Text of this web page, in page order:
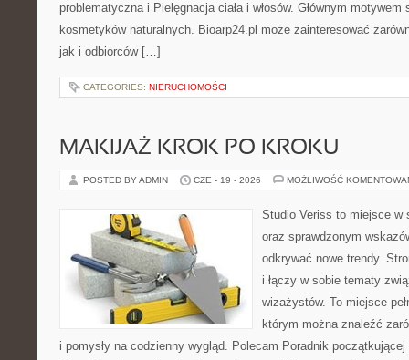
problematyczna i Pielęgnacja ciała i włosów. Głównym
kosmetyków naturalnych. Bioarp24.pl może zainteresować
jak i odbiorców […]
CATEGORIES: NIERUCHOMOŚCI
MAKIJAŻ KROK PO KROKU
POSTED BY ADMIN CZE - 19 - 2026 MOŻLIWOŚĆ
Studio Veriss to miejsce w
oraz sprawdzonym
odkrywać nowe trendy.
i łączy w sobie tematy
wizażystów. To miejsce
którym można znaleźć
i pomysły na codzienny wygląd. Polecam Poradnik